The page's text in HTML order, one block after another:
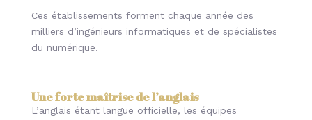
Ces établissements forment chaque année des
milliers d’ingénieurs informatiques et de spécialistes
du numérique.
Une forte maîtrise de l’anglais
L’anglais étant langue officielle, les équipes